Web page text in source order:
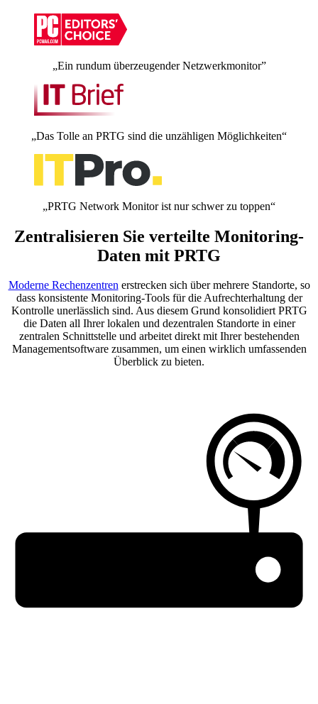
„Ein rundum überzeugender Netzwerkmonitor”
„Das Tolle an PRTG sind die unzähligen Möglichkeiten“
„PRTG Network Monitor ist nur schwer zu toppen“
Zentralisieren Sie verteilte Monitoring-
Daten mit PRTG
Moderne Rechenzentrenerstrecken sich über mehrere Standorte, so
dass konsistente Monitoring-Tools für die Aufrechterhaltung der
Kontrolle unerlässlich sind. Aus diesem Grund konsolidiert PRTG
die Daten all Ihrer lokalen und dezentralen Standorte in einer
zentralen Schnittstelle und arbeitet direkt mit Ihrer bestehenden
Managementsoftware zusammen, um einen wirklich umfassenden
Überblick zu bieten.